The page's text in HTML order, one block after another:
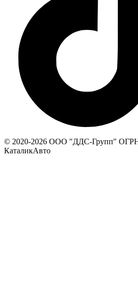
© 2020-2026 ООО "ДДС-Групп" ОГРН
КаталикАвто